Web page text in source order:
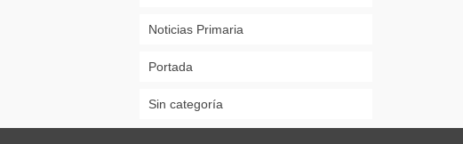
Noticias Primaria
Portada
Sin categoría